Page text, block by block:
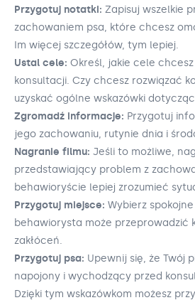
Przygotuj notatki: Zapisuj wszelkie
zachowaniem psa, które chcesz
Im więcej szczegółów, tym lepiej.
Ustal cele: Określ, jakie cele
konsultacji. Czy chcesz rozwiązać
uzyskać ogólne wskazówki
Zgromadź informacje: Przygotuj
jego zachowaniu, rutynie dnia i
Nagranie filmu: Jeśli to możliwe,
przedstawiający problem z
behawioryście lepiej zrozumieć
Przygotuj miejsce: Wybierz
behawiorysta może przeprowadzić
zakłóceń.
Przygotuj psa: Upewnij się, że Twój
napojony i wychodzący przed
Dzięki tym wskazówkom możesz